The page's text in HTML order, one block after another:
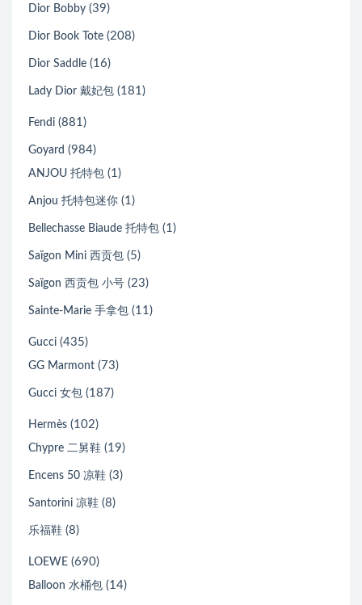
Dior Bobby (39)
Dior Book Tote (208)
Dior Saddle (16)
Lady Dior 戴妃包 (181)
Fendi (881)
Goyard (984)
ANJOU 托特包 (1)
Anjou 托特包迷你 (1)
Bellechasse Biaude 托特包 (1)
Saïgon Mini 西贡包 (5)
Saïgon 西贡包 小号 (23)
Sainte-Marie 手拿包 (11)
Gucci (435)
GG Marmont (73)
Gucci 女包 (187)
Hermès (102)
Chypre 二舅鞋 (19)
Encens 50 凉鞋 (3)
Santorini 凉鞋 (8)
乐福鞋 (8)
LOEWE (690)
Balloon 水桶包 (14)